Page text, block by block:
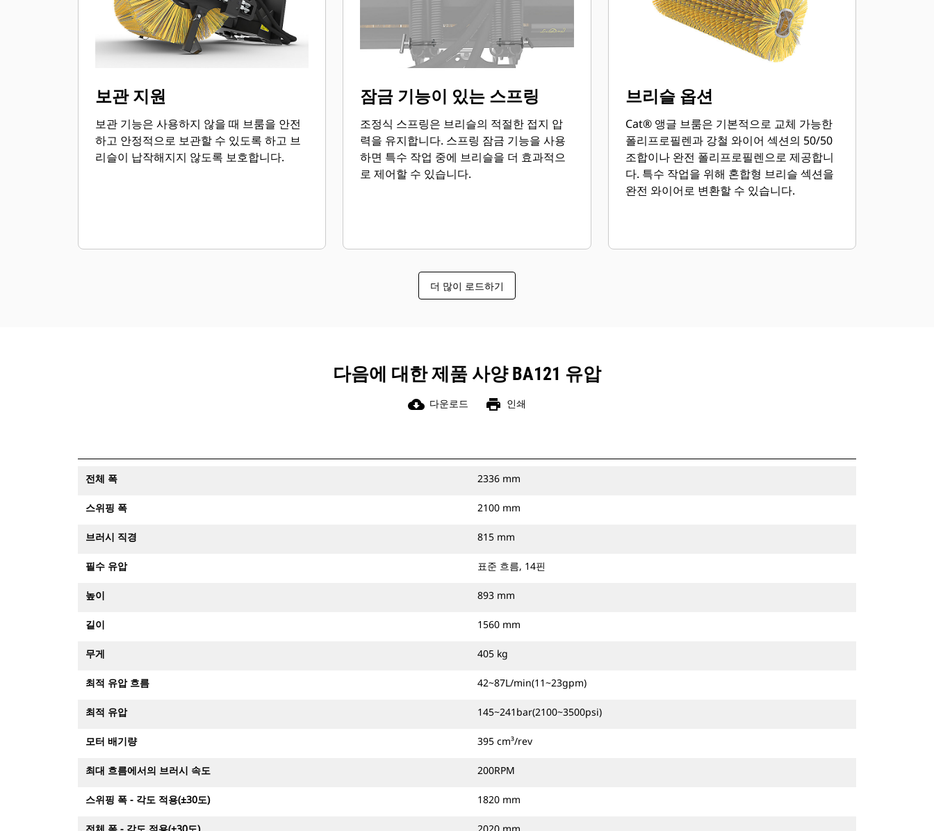
보관 지원
보관 기능은 사용하지 않을 때 브룸을 안전
하고 안정적으로 보관할 수 있도록 하고 브
리슬이 납작해지지 않도록 보호합니다.
잠금 기능이 있는 스프링
조정식 스프링은 브리슬의 적절한 접지 압
력을 유지합니다. 스프링 잠금 기능을 사용
하면 특수 작업 중에 브리슬을 더 효과적으
로 제어할 수 있습니다.
브리슬 옵션
Cat® 앵글 브룸은 기본적으로 교체 가능한
폴리프로필렌과 강철 와이어 섹션의 50/50
조합이나 완전 폴리프로필렌으로 제공합니
다. 특수 작업을 위해 혼합형 브리슬 섹션을
완전 와이어로 변환할 수 있습니다.
더 많이 로드하기
다음에 대한 제품 사양 BA121 유압
cloud_download 다운로드 print 인쇄
전체 폭 2336 mm
스위핑 폭 2100 mm
브러시 직경 815 mm
필수 유압 표준 흐름, 14핀
높이 893 mm
길이 1560 mm
무게 405 kg
최적 유압 흐름 42~87L/min(11~23gpm)
최적 유압 145~241bar(2100~3500psi)
모터 배기량 395 cm³/rev
최대 흐름에서의 브러시 속도 200RPM
스위핑 폭 - 각도 적용(±30도) 1820 mm